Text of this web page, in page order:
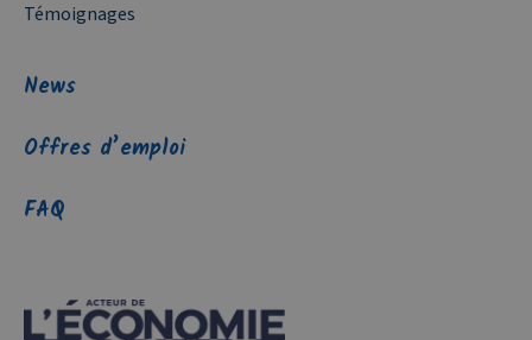
Témoignages
News
Offres d’emploi
FAQ